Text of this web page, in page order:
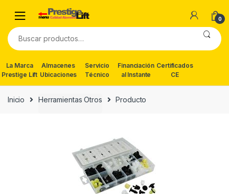
navigation
content
0
Buscar
por:
La Marca
Prestige Lift
Almacenes
Ubicaciones
Servicio
Técnico
Financiación
al Instante
Certificados
CE
Inicio Herramientas Otros Producto